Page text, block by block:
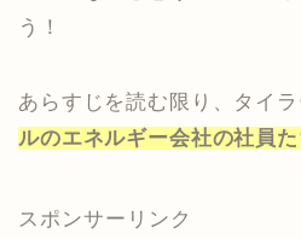
う！
あらすじを読む限り、タイ
ルのエネルギー会社の社員た
スポンサーリンク